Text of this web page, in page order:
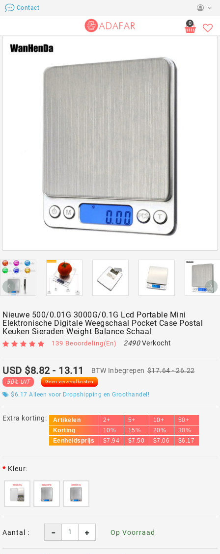
Contact
0
Nieuwe 500/0.01G 3000G/0.1G Lcd Portable Mini
Elektronische Digitale Weegschaal Pocket Case Postal
Keuken Sieraden Weight Balance Schaal
139 Beoordeling(en) 2490Verkocht
USD $8.82- 13.11 BTW Inbegrepen $17.64- 26.22
50% UIT Geen verzendkosten
$6.17 Alleen voor Dropshipping en Groothandel!
Extra korting: Artikelen 2+ 5+ 10+
50+
Korting
10% 15% 20%
30%
Eenheidsprijs
$7.94 $7.50 $7.06 $6.17
Kleur
Aantal : Op Voorraad